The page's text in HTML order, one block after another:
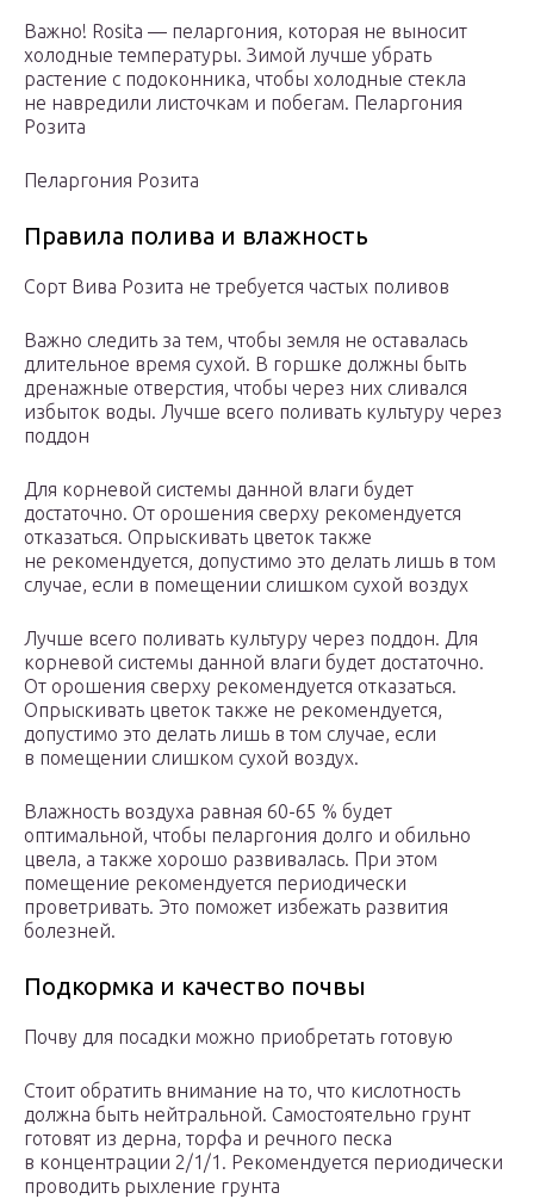
Важно! Rosita — пеларгония, которая не выносит
холодные температуры. Зимой лучше убрать
растение с подоконника, чтобы холодные стекла
не навредили листочкам и побегам. Пеларгония
Розита
Пеларгония Розита
Правила полива и влажность
Сорт Вива Розита не требуется частых поливов
Важно следить за тем, чтобы земля не оставалась
длительное время сухой. В горшке должны быть
дренажные отверстия, чтобы через них сливался
избыток воды. Лучше всего поливать культуру через
поддон
Для корневой системы данной влаги будет
достаточно. От орошения сверху рекомендуется
отказаться. Опрыскивать цветок также
не рекомендуется, допустимо это делать лишь в том
случае, если в помещении слишком сухой воздух
Лучше всего поливать культуру через поддон. Для
корневой системы данной влаги будет достаточно.
От орошения сверху рекомендуется отказаться.
Опрыскивать цветок также не рекомендуется,
допустимо это делать лишь в том случае, если
в помещении слишком сухой воздух.
Влажность воздуха равная 60-65 % будет
оптимальной, чтобы пеларгония долго и обильно
цвела, а также хорошо развивалась. При этом
помещение рекомендуется периодически
проветривать. Это поможет избежать развития
болезней.
Подкормка и качество почвы
Почву для посадки можно приобретать готовую
Стоит обратить внимание на то, что кислотность
должна быть нейтральной. Самостоятельно грунт
готовят из дерна, торфа и речного песка
в концентрации 2/1/1. Рекомендуется периодически
проводить рыхление грунта